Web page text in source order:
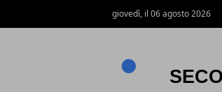
giovedì, il 06 agosto 2026